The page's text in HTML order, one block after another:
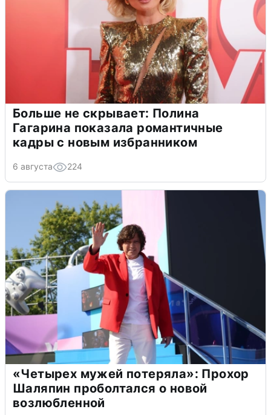
Больше не скрывает: Полина
Гагарина показала романтичные
кадры с новым избранником
6 августа 224
«Четырех мужей потеряла»: Прохор
Шаляпин проболтался о новой
возлюбленной